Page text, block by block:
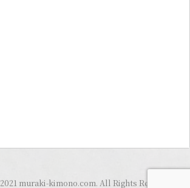
muraki-kimono.com. All Rights Reserved.